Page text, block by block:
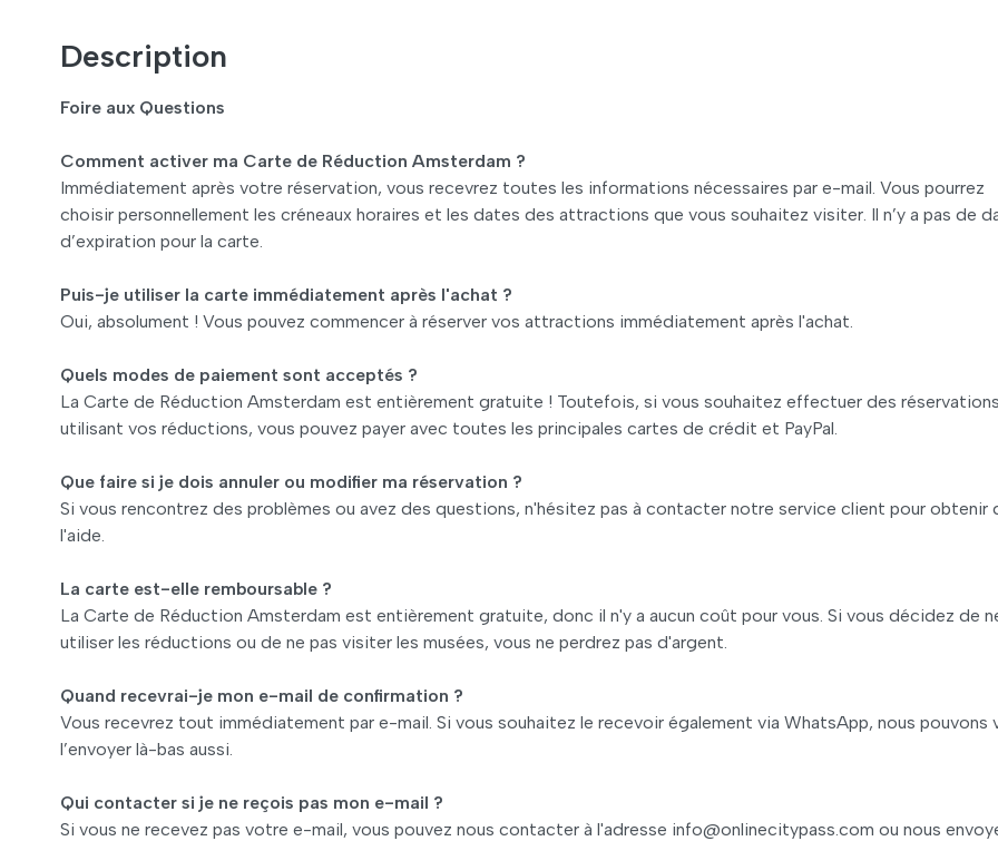
Description
Foire aux Questions
Comment activer ma Carte de Réduction Amsterdam ?
Immédiatement après votre réservation, vous recevrez toutes les informations nécessaires par e-mail. Vous pourrez
choisir personnellement les créneaux horaires et les dates des attractions que vous souhaitez visiter. Il n’y a pas de
d’expiration pour la carte.
Puis-je utiliser la carte immédiatement après l'achat ?
Oui, absolument ! Vous pouvez commencer à réserver vos attractions immédiatement après l'achat.
Quels modes de paiement sont acceptés ?
La Carte de Réduction Amsterdam est entièrement gratuite ! Toutefois, si vous souhaitez effectuer des
utilisant vos réductions, vous pouvez payer avec toutes les principales cartes de crédit et PayPal.
Que faire si je dois annuler ou modifier ma réservation ?
Si vous rencontrez des problèmes ou avez des questions, n'hésitez pas à contacter notre service client pour obtenir
l'aide.
La carte est-elle remboursable ?
La Carte de Réduction Amsterdam est entièrement gratuite, donc il n'y a aucun coût pour vous. Si vous décidez de
utiliser les réductions ou de ne pas visiter les musées, vous ne perdrez pas d'argent.
Quand recevrai-je mon e-mail de confirmation ?
Vous recevrez tout immédiatement par e-mail. Si vous souhaitez le recevoir également via WhatsApp, nous pouvons
l’envoyer là-bas aussi.
Qui contacter si je ne reçois pas mon e-mail ?
Si vous ne recevez pas votre e-mail, vous pouvez nous contacter à l'adresse info@onlinecitypass.com ou nous